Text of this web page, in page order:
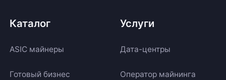
Каталог
ASIC майнеры
Готовый бизнес
Услуги
Дата-центры
Оператор майнинга